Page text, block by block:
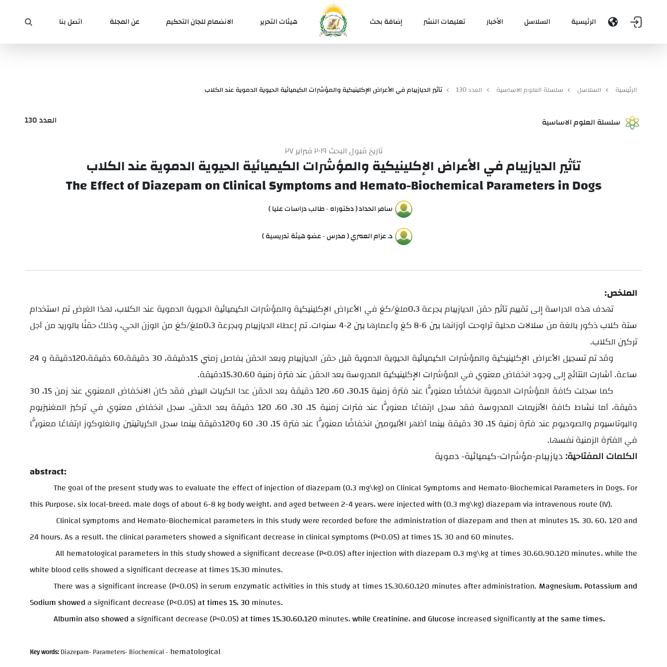
الرئيسية السلاسل الأخبار تعليمات النشر إضافة بحث هيئات التحرير الانضمام للجان التحكيم عن المجلة اتصل بنا
الرئيسية السلاسل سلسلة العلوم الاساسية العدد 130 تأثير الديازيبام في الأعراض الإكلينيكية والمؤشرات الكيميائية الحيوية الدموية عند الكلاب
سلسلة العلوم الاساسية العدد 130
تاريخ قبول البحث ٢٠١٩ فبراير ٢٧
تأثير الديازيبام في الأعراض الإكلينيكية والمؤشرات الكيميائية الحيوية الدموية عند الكلاب
The Effect of Diazepam on Clinical Symptoms and Hemato-Biochemical Parameters in Dogs
سامر الحداد ( دكتوراه - طالب دراسات عليا )
د. عزام العمري ( مدرس - عضو هيئة تدريسية )
الملخص:
تهدف هذه الدراسة إلى تقييم تأثير حقن الديازيبام بجرعة 0،3ملغ/كغ في الأعراض الإكلينيكية والمؤشرات الكيميائية الحيوية الدموية عند الكلاب، لهذا الغرض تم استخدام
ستة كلاب ذكور بالغة من سلالات محلية تراوحت أوزانها بين 6-8 كغ وأعمارها بين 2-4 سنوات. تم إعطاء الديازيبام وبجرعة 0،3ملغ/كغ من الوزن الحي، وذلك حقنًا بالوريد من أجل
تركين الكلاب.
وقد تم تسجيل الأعراض الإكلينيكية والمؤشرات الكيميائية الحيوية الدموية قبل حقن الديازيبام وبعد الحقن بفاصل زمني 15دقيقة، 30 دقيقة،60 دقيقة،120دقيقة و 24
ساعة.أشارت النتائج إلى وجود انخفاض معنوي في المؤشرات الإكلينيكية المدروسة بعد الحقن عند فترة زمنية 15،30،60دقيقة.
كما سجلت كافة المؤشرات الدموية انخفاضًا معنويًّا عند فترة زمنية 30،15
، 60، 120 دقيقة بعد الحقن عدا الكريات البيض فقد كان الانخفاض المعنوي عند زمن 15، 30
دقيقة، أما نشاط كافة الأنزيمات المدروسة فقد سجل ارتفاعًا معنويًّا عند فترات زمنية 15، 30، 60، 120 دقيقة بعد الحقن. سجل انخفاض معنوي في تركيز المغنيزيوم
والبوتاسيوم والصوديوم عند فترة زمنية 15، 30 دقيقة بينما أظهر الألبومين انخفاضًا معنويًّا عند فترة 15، 30، 60 و120دقيقة بينما سجل الكرياتينين والغلوكوز ارتفاعًا معنويًّا
في الفترة الزمنية نفسها.
الكلمات المفتاحية:ديازيبام-مؤشرات-كيميائية- دموية
abstract:
The goal of the present study was to evaluate the effect of injection of diazepam (0،3 mg\kg) on Clinical Symptoms and Hemato-Biochemical Parameters in Dogs. For
this Purpose،six local-breed، male dogs of about 6-8 kg body weight،and aged between 2-4 years،were injected with (0.3 mg\kg) diazepam via intravenous route (IV).
Clinical symptoms and Hemato-Biochemical parameters in this study were recorded before the administration of diazepam and then at minutes 15، 30،60، 120 and
24 hours. As a result،the clinical parametersshowed a significant decrease in clinical symptoms (P<0.05) at times 15،30 and 60 minutes.
All hematological parameters in this study showed a significant decrease (P<0.05) after injection with diazepam 0،3 mg\kg at times 30،60،90،120 minutes،while the
white blood cells showed a significant decrease at times 15،30 minutes.
There was a significant increase (P<0.05) in serum enzymatic activities in this study at times 15،30،60،120 minutes after administration. Magnesium، Potassium and
Sodium showeda significant decrease (P<0.05)at times 15،30 minutes.
Albumin also showed asignificant decrease (P<0.05)at times 15،30،60،120 minutes،while Creatinine،and Glucose increasedsignificantlyat the same times.
Key words:Diazepam- Parameters- Biochemical- hematological